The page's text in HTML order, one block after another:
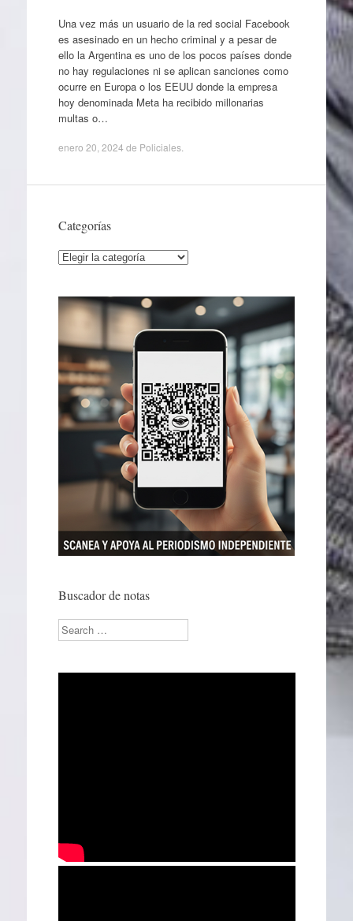
Una vez más un usuario de la red social Facebook
es asesinado en un hecho criminal y a pesar de
ello la Argentina es uno de los pocos países donde
no hay regulaciones ni se aplican sanciones como
ocurre en Europa o los EEUU donde la empresa
hoy denominada Meta ha recibido millonarias
multas o…
enero 20, 2024 de Policiales.
Categorías
Categorías
Buscador de notas
Search